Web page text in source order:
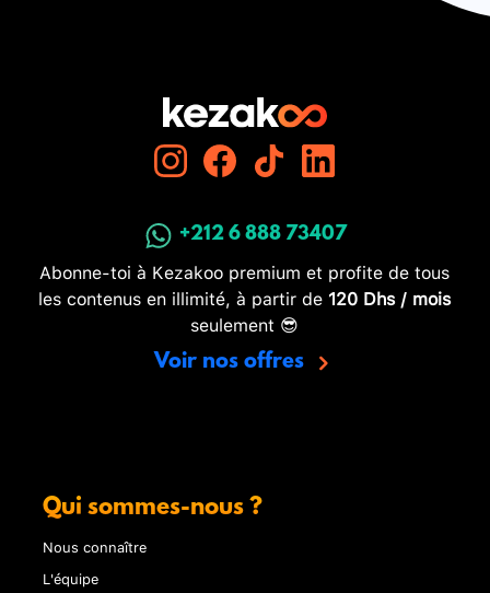
+212 6 888 73407
Abonne-toi à Kezakoo premium et profite de tous
les contenus en illimité, à partir de 120 Dhs / mois
seulement 😎
Voir nos offres
Qui sommes-nous ?
Nous connaître
L'équipe